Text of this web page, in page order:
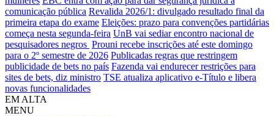
comunicação pública Revalida 2026/1: divulgado resultado final da
primeira etapa do exame Eleições: prazo para convenções partidárias
começa nesta segunda-feira UnB vai sediar encontro nacional de
pesquisadores negros Prouni recebe inscrições até este domingo
para o 2º semestre de 2026 Publicadas regras que restringem
publicidade de bets no país Fazenda vai endurecer restrições para
sites de bets, diz ministro TSE atualiza aplicativo e-Título e libera
novas funcionalidades
EM ALTA
MENU